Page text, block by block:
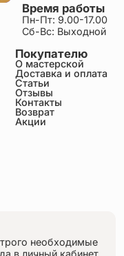
Покупателю
О мастерской
Доставка и оплата
Статьи
Отзывы
Контакты
Возврат
Акции
Время работы
Пн-Пт: 9.00-17.00
Сб-Вс: Выходной
необходимые
в личный кабинет